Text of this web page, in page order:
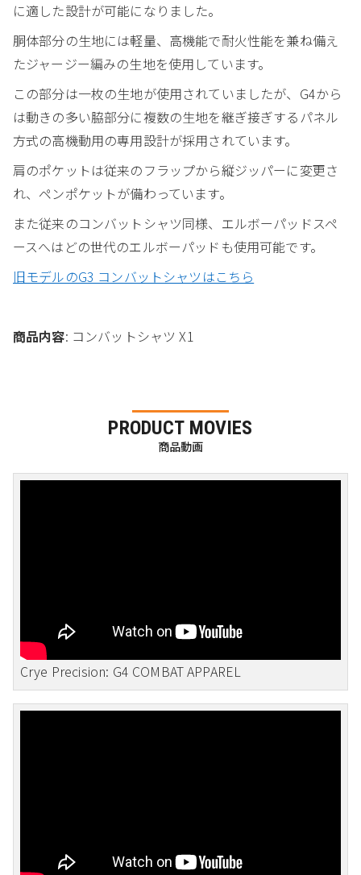
に適した設計が可能になりました。
胴体部分の生地には軽量、高機能で耐火性能を兼ね備え
たジャージー編みの生地を使用しています。
この部分は一枚の生地が使用されていましたが、G4から
は動きの多い脇部分に複数の生地を継ぎ接ぎするパネル
方式の高機動用の専用設計が採用されています。
肩のポケットは従来のフラップから縦ジッパーに変更さ
れ、ペンポケットが備わっています。
また従来のコンバットシャツ同様、エルボーパッドスペ
ースへはどの世代のエルボーパッドも使用可能です。
旧モデルのG3 コンバットシャツはこちら
商品内容: コンバットシャツ X1
PRODUCT MOVIES
商品動画
Crye Precision: G4 COMBAT APPAREL